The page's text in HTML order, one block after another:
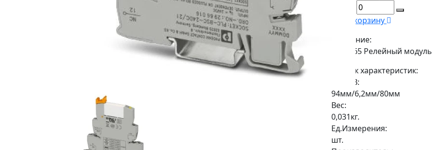
В корзину
Описание:
2966265 Релейный модуль
Список характеристик:
ДxШxВ:
94мм/6,2мм/80мм
Вес:
0,031кг.
Ед.Измерения:
шт.